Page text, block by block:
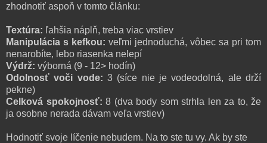
zhodnotiť aspoň v tomto článku:
Textúra: ľahšia náplň, treba viac vrstiev
Manipulácia s kefkou: veľmi jednoduchá, vôbec sa pri tom
nenarobíte, lebo riasenka nelepí
Výdrž: výborná (9 - 12> hodín)
Odolnosť voči vode: 3 (síce nie je vodeodolná, ale drží
pekne)
Celková spokojnosť: 8 (dva body som strhla len za to, že
ja osobne nerada dávam veľa vrstiev)
Hodnotiť svoje líčenie nebudem. Na to ste tu vy. Ak by ste